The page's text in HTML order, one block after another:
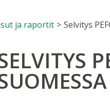
ja raportit >